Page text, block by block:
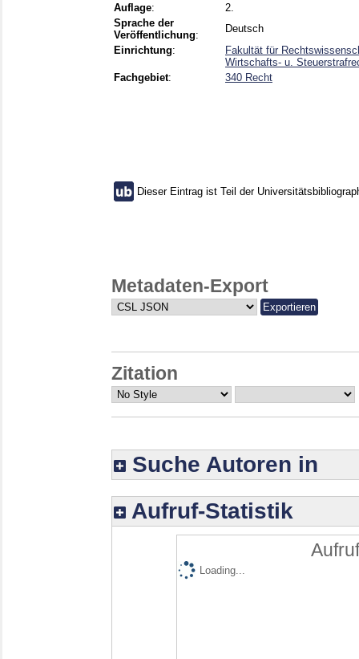
Auflage:
2.
Sprache der
Veröffentlichung:
Deutsch
Einrichtung:
Fakultät für
Wirtschafts- u.
Fachgebiet: 340 Recht
Dieser Eintrag ist Teil der
Metadaten-Export
Zitation
Suche Autoren in
Aufruf-Statistik
Loading...